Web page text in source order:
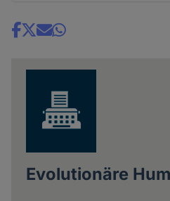
Share
Evolutionäre